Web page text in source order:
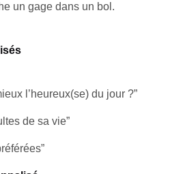
un gage dans un bol.
l’heureux(se) du jour ?”
de sa vie”